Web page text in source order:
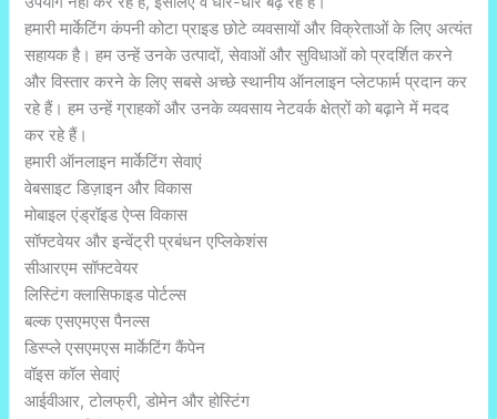
हमारी मार्केटिंग कंपनी कोटा प्राइड छोटे व्यवसायों और विक्रेताओं के लिए अत्यंत
सहायक है। हम उन्हें उनके उत्पादों, सेवाओं और सुविधाओं को प्रदर्शित करने
और विस्तार करने के लिए सबसे अच्छे स्थानीय ऑनलाइन प्लेटफार्म प्रदान कर
रहे हैं। हम उन्हें ग्राहकों और उनके व्यवसाय नेटवर्क क्षेत्रों को बढ़ाने में मदद
कर रहे हैं।
हमारी ऑनलाइन मार्केटिंग सेवाएं
वेबसाइट डिज़ाइन और विकास
मोबाइल एंड्रॉइड ऐप्स विकास
सॉफ्टवेयर और इन्वेंट्री प्रबंधन एप्लिकेशंस
सीआरएम सॉफ्टवेयर
लिस्टिंग क्लासिफाइड पोर्टल्स
बल्क एसएमएस पैनल्स
डिस्प्ले एसएमएस मार्केटिंग कैंपेन
वॉइस कॉल सेवाएं
आईवीआर, टोलफ्री, डोमेन और होस्टिंग